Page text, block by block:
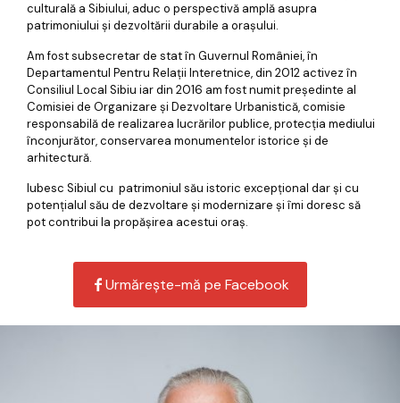
culturală a Sibiului, aduc o perspectivă amplă asupra
patrimoniului și dezvoltării durabile a orașului.
Am fost subsecretar de stat în Guvernul României, în
Departamentul Pentru Relații Interetnice, din 2012 activez în
Consiliul Local Sibiu iar din 2016 am fost numit președinte al
Comisiei de Organizare și Dezvoltare Urbanistică, comisie
responsabilă de realizarea lucrărilor publice, protecția mediului
înconjurător, conservarea monumentelor istorice și de
arhitectură.
Iubesc Sibiul cu patrimoniul său istoric excepțional dar și cu
potențialul său de dezvoltare și modernizare și îmi doresc să
pot contribui la propășirea acestui oraș.
Urmărește-mă pe Facebook